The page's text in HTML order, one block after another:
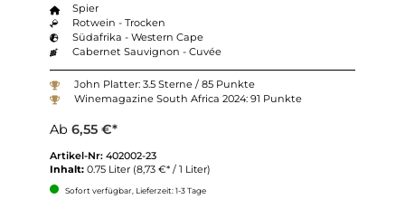
Spier
Rotwein - Trocken
Südafrika - Western Cape
Cabernet Sauvignon - Cuvée
John Platter: 3.5 Sterne / 85 Punkte
Winemagazine South Africa 2024: 91 Punkte
Ab 6,55 €*
Artikel-Nr: 402002-23
Inhalt: 0.75 Liter (8,73 €* / 1 Liter)
Sofort verfügbar, Lieferzeit: 1-3 Tage